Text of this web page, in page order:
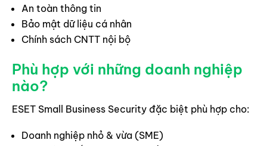
An toàn thông tin
Bảo mật dữ liệu cá nhân
Chính sách CNTT nội bộ
Phù hợp với những doanh nghiệp
nào?
ESET Small Business Security đặc biệt phù hợp cho:
Doanh nghiệp nhỏ & vừa (SME)